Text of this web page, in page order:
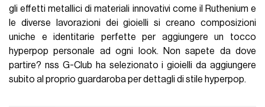
gli effetti metallici di materiali innovativi come il Ruthenium e
le diverse lavorazioni dei gioielli si creano composizioni
uniche e identitarie perfette per aggiungere un tocco
hyperpop personale ad ogni look. Non sapete da dove
partire? nss G-Club ha selezionato i gioielli da aggiungere
subito al proprio guardaroba per dettagli di stile hyperpop.